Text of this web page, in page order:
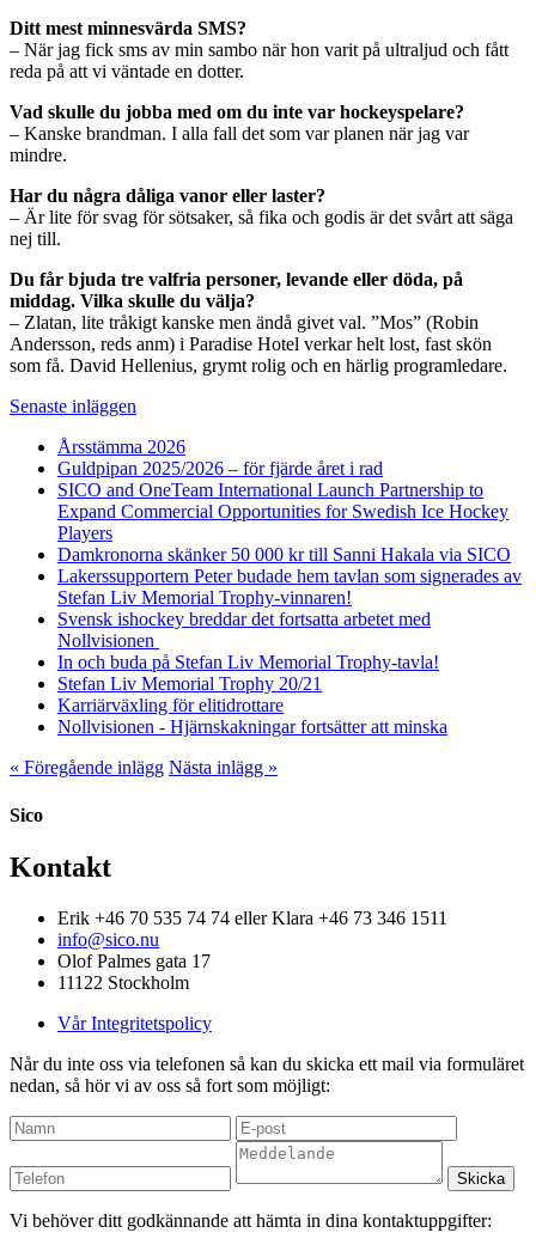
Ditt mest minnesvärda SMS?
– När jag fick sms av min sambo när hon varit på ultraljud och fått
reda på att vi väntade en dotter.
Vad skulle du jobba med om du inte var hockeyspelare?
– Kanske brandman. I alla fall det som var planen när jag var
mindre.
Har du några dåliga vanor eller laster?
– Är lite för svag för sötsaker, så fika och godis är det svårt att säga
nej till.
Du får bjuda tre valfria personer, levande eller döda, på
middag. Vilka skulle du välja?
– Zlatan, lite tråkigt kanske men ändå givet val. ”Mos” (Robin
Andersson, reds anm) i Paradise Hotel verkar helt lost, fast skön
som få. David Hellenius, grymt rolig och en härlig programledare.
Senaste inläggen
Årsstämma 2026
Guldpipan 2025/2026 – för fjärde året i rad
SICO and OneTeam International Launch Partnership to
Expand Commercial Opportunities for Swedish Ice Hockey
Players
Damkronorna skänker 50 000 kr till Sanni Hakala via SICO
Lakerssupportern Peter budade hem tavlan som signerades av
Stefan Liv Memorial Trophy-vinnaren!
Svensk ishockey breddar det fortsatta arbetet med
Nollvisionen
In och buda på Stefan Liv Memorial Trophy-tavla!
Stefan Liv Memorial Trophy 20/21
Karriärväxling för elitidrottare
Nollvisionen - Hjärnskakningar fortsätter att minska
« Föregående inlägg Nästa inlägg »
Sico
Kontakt
Erik +46 70 535 74 74 eller Klara +46 73 346 1511
info@sico.nu
Olof Palmes gata 17
11122 Stockholm
Vår Integritetspolicy
Når du inte oss via telefonen så kan du skicka ett mail via formuläret
nedan, så hör vi av oss så fort som möjligt:
Vi behöver ditt godkännande att hämta in dina kontaktuppgifter: